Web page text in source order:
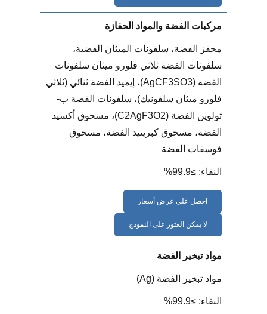
مركبات الفضة والمواد الحفازة
محفز الفضة، سلفونات الميثان الفضية،
سلفونات الفضة ثلاثي فلورو ميثان سلفونات
الفضة (AgCF3SO3)، إيميد الفضة ثنائي (ثلاثي
فلورو ميثان سلفونيك)، سلفونات الفضة ب-
تولوين الفضة (C2AgF3O2)، مسحوق أكسيد
الفضة، مسحوق كبريتيد الفضة، مسحوق
فوسفات الفضة
النقاء: ≥99.9%
احصل على عرض أسعار
لا يمكن العثور على النموذج
مواد تبخير الفضة
مواد تبخير الفضة (Ag)
النقاء: ≥99.9%